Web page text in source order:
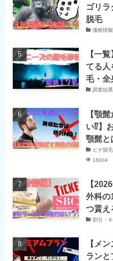
ゴリラ
脱毛
価格情報
【一
てる人
毛・全
調査結
【顎
い⁉】
顎髭と
ヒゲ脱
16004
【
外科の
つ貰え
割引・
【メ
ランと